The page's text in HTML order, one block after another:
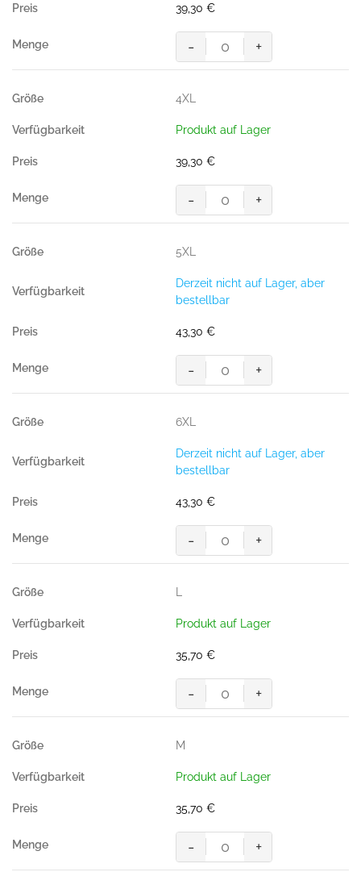
39,30 €
Sweatshirt-
PERFORMANCE,
titan/anthrazit
Menge
- +
4XL
Produkt auf Lager
39,30 €
Sweatshirt-
PERFORMANCE,
titan/anthrazit
Menge
- +
5XL
Derzeit nicht auf Lager, aber
bestellbar
43,30 €
Sweatshirt-
PERFORMANCE,
titan/anthrazit
Menge
- +
6XL
Derzeit nicht auf Lager, aber
bestellbar
43,30 €
Sweatshirt-
PERFORMANCE,
titan/anthrazit
Menge
- +
Produkt auf Lager
35,70 €
Sweatshirt-
PERFORMANCE,
titan/anthrazit
Menge
- +
M
Produkt auf Lager
35,70 €
- +